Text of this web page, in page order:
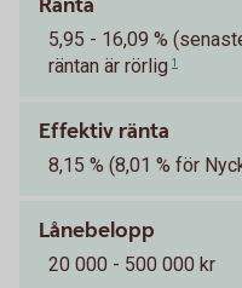
5,95 - 16,09 %
räntan är rörlig 1
Effektiv ränta
8,15 % (8,01 % för
Lånebelopp
20 000 - 500 000 kr